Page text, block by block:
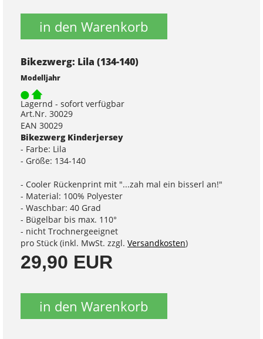
in den Warenkorb
Bikezwerg: Lila (134-140)
Modelljahr
Lagernd - sofort verfügbar
Art.Nr. 30029
EAN 30029
Bikezwerg Kinderjersey
- Farbe: Lila
- Größe: 134-140
- Cooler Rückenprint mit "...zah mal ein bisserl an!"
- Material: 100% Polyester
- Waschbar: 40 Grad
- Bügelbar bis max. 110°
- nicht Trochnergeeignet
pro Stück (inkl. MwSt. zzgl. Versandkosten)
29,90 EUR
in den Warenkorb